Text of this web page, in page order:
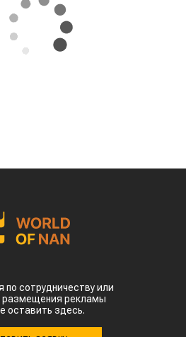
этого года аграрии
масштабный прорыв
зернобобовых, продав за
торговым партнером
увеличила закупки в
63,4 тыс. тонн.
отчетного периода стал
то за пять месяцев
выкупила сразу 14,2 тыс.
чечевицы.